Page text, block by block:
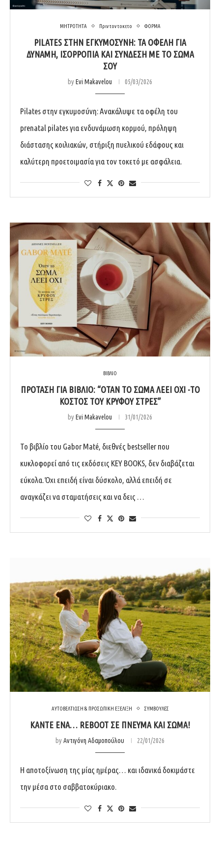
ΜΗΤΡΟΤΗΤΑ Πριν τον τοκετο ΦΟΡΜΑ
PILATES ΣΤΗΝ ΕΓΚΥΜΟΣΎΝΗ: ΤΑ ΟΦΈΛΗ ΓΙΑ
ΔΎΝΑΜΗ, ΙΣΟΡΡΟΠΊΑ ΚΑΙ ΣΎΝΔΕΣΗ ΜΕ ΤΟ ΣΏΜΑ
ΣΟΥ
byEvi Makavelou 05/03/2026
Pilates στην εγκυμοσύνη: Ανακάλυψε τα οφέλη του
prenatal pilates για ενδυνάμωση κορμού, πρόληψη
διάστασης κοιλιακών, στήριξη πυελικού εδάφους και
καλύτερη προετοιμασία για τον τοκετό με ασφάλεια.
ΒΙΒΛΙΟ
ΠΡΌΤΑΣΗ ΓΙΑ ΒΙΒΛΊΟ: “ΌΤΑΝ ΤΟ ΣΏΜΑ ΛΈΕΙ ΌΧΙ -ΤΟ
ΚΌΣΤΟΣ ΤΟΥ ΚΡΥΦΟΎ ΣΤΡΕΣ”
byEvi Makavelou 31/01/2026
Το βιβλίο του Gabor Maté, διεθνές bestseller που
κυκλοφορεί από τις εκδόσεις KEY BOOKS, δεν διαβάζεται
εύκολα. Όχι επειδή είναι δύσκολο, αλλά επειδή σε
αναγκάζει να σταματήσεις και να δεις …
ΑΥΤΟΒΕΛΤΙΩΣΗ & ΠΡΟΣΩΠΙΚΗ ΕΞΕΛΙΞΗ ΣΥΜΒΟΥΛΕΣ
ΚΆΝΤΕ ΈΝΑ… REBOOT ΣΕ ΠΝΕΎΜΑ ΚΑΙ ΣΏΜΑ!
byΑντιγόνη Αδαμοπούλου 22/01/2026
Η αποτοξίνωση της μίας ημέρας… και ιδανικά δοκιμάστε
την μέσα στο σαββατοκύριακο.